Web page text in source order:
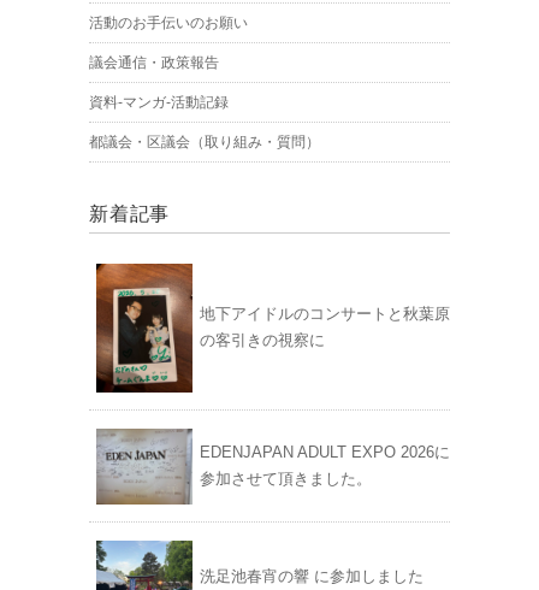
活動のお手伝いのお願い
議会通信・政策報告
資料-マンガ-活動記録
都議会・区議会（取り組み・質問）
新着記事
地下アイドルのコンサートと秋葉原
の客引きの視察に
EDENJAPAN ADULT EXPO 2026に
参加させて頂きました。
洗足池春宵の響 に参加しました